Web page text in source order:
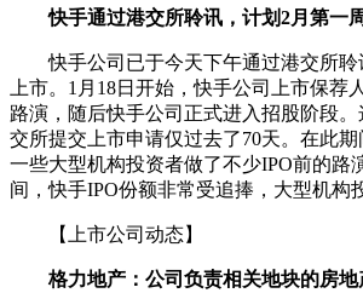
快手通过港交所聆讯，计划2月第一
快手公司已于今天下午通过港交所聆
上市。1月18日开始，快手公司上市保荐
路演，随后快手公司正式进入招股阶段
交所提交上市申请仅过去了70天。在此
一些大型机构投资者做了不少IPO前的路
间，快手IPO份额非常受追捧，大型机构
【上市公司动态】
格力地产：公司负责相关地块的房